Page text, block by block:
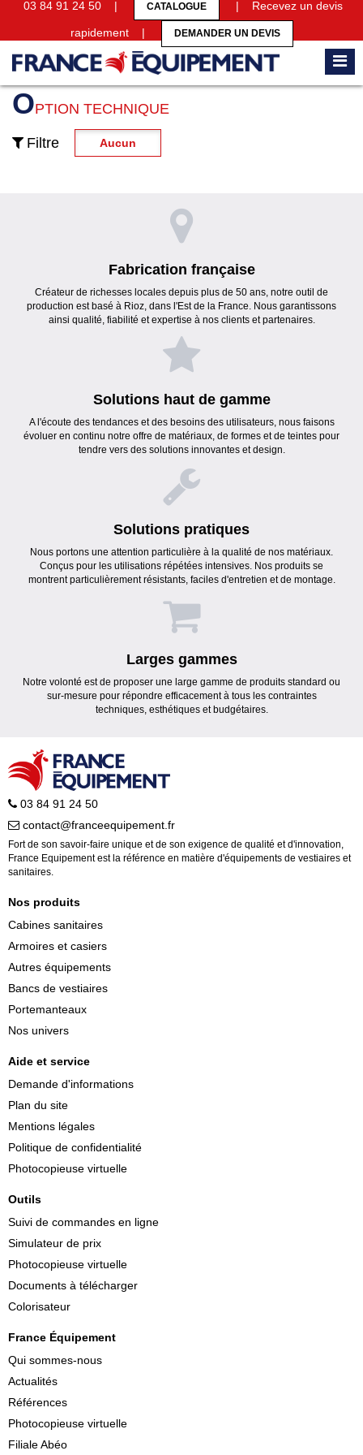
03 84 91 24 50 | CATALOGUE | Recevez un devis
rapidement | DEMANDER UN DEVIS
Accueil Bancs de vestiaires Banc mural vestiaire Option technique
OPTION TECHNIQUE
Filtre Aucun
Fabrication française
Créateur de richesses locales depuis plus de 50 ans, notre outil de
production est basé à Rioz, dans l'Est de la France. Nous garantissons
ainsi qualité, fiabilité et expertise à nos clients et partenaires.
Solutions haut de gamme
A l'écoute des tendances et des besoins des utilisateurs, nous faisons
évoluer en continu notre offre de matériaux, de formes et de teintes pour
tendre vers des solutions innovantes et design.
Solutions pratiques
Nous portons une attention particulière à la qualité de nos matériaux.
Conçus pour les utilisations répétées intensives. Nos produits se
montrent particulièrement résistants, faciles d'entretien et de montage.
Larges gammes
Notre volonté est de proposer une large gamme de produits standard ou
sur-mesure pour répondre efficacement à tous les contraintes
techniques, esthétiques et budgétaires.
03 84 91 24 50
contact@franceequipement.fr
Fort de son savoir-faire unique et de son exigence de qualité et d'innovation,
France Equipement est la référence en matière d'équipements de vestiaires et
sanitaires.
Nos produits
Cabines sanitaires
Armoires et casiers
Autres équipements
Bancs de vestiaires
Portemanteaux
Nos univers
Aide et service
Demande d'informations
Plan du site
Mentions légales
Politique de confidentialité
Photocopieuse virtuelle
Outils
Suivi de commandes en ligne
Simulateur de prix
Photocopieuse virtuelle
Documents à télécharger
Colorisateur
France Équipement
Qui sommes-nous
Actualités
Références
Photocopieuse virtuelle
Filiale Abéo